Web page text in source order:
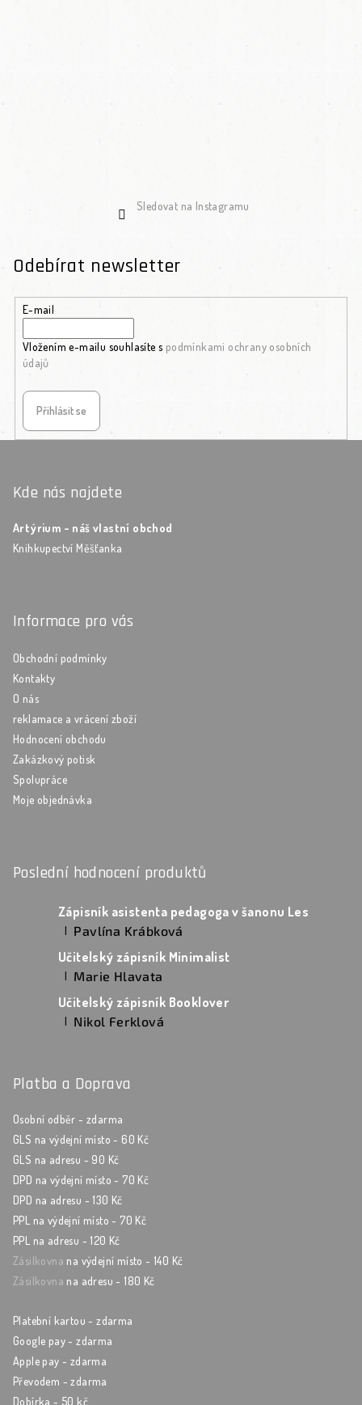
Sledovat na Instagramu
Odebírat newsletter
E-mail
Vložením e-mailu souhlasíte s podmínkami ochrany osobních
údajů
Přihlásit se
Kde nás najdete
Artýrium - náš vlastní obchod
Knihkupectví Měšťanka
Informace pro vás
Obchodní podmínky
Kontakty
O nás
reklamace a vrácení zboží
Hodnocení obchodu
Zakázkový potisk
Spolupráce
Moje objednávka
Poslední hodnocení produktů
Zápisník asistenta pedagoga v šanonu Les
Hodnocení produktu je 5 z 5 hvězdiček.
| Pavlína Krábková
Učitelský zápisník Minimalist
Hodnocení produktu je 5 z 5 hvězdiček.
| Marie Hlavata
Učitelský zápisník Booklover
Hodnocení produktu je 5 z 5 hvězdiček.
| Nikol Ferklová
Platba a Doprava
Osobní odběr - zdarma
GLS na výdejní místo - 60 Kč
GLS na adresu - 90 Kč
DPD na výdejní místo - 70 Kč
DPD na adresu - 130 Kč
PPL na výdejní místo - 70 Kč
PPL na adresu - 120 Kč
Zásilkovna na výdejní místo - 140 Kč
Zásilkovna na adresu - 180 Kč
Platební kartou - zdarma
Google pay - zdarma
Apple pay - zdarma
Převodem - zdarma
Dobírka - 50 kč